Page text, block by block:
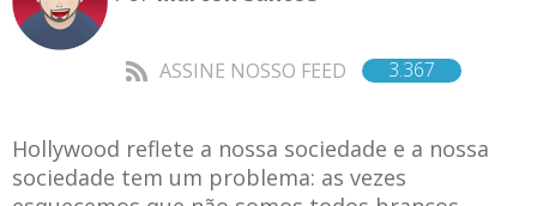
ASSINE NOSSO FEED 3.367
Hollywood reflete a nossa sociedade e a nossa
sociedade tem um problema: as vezes